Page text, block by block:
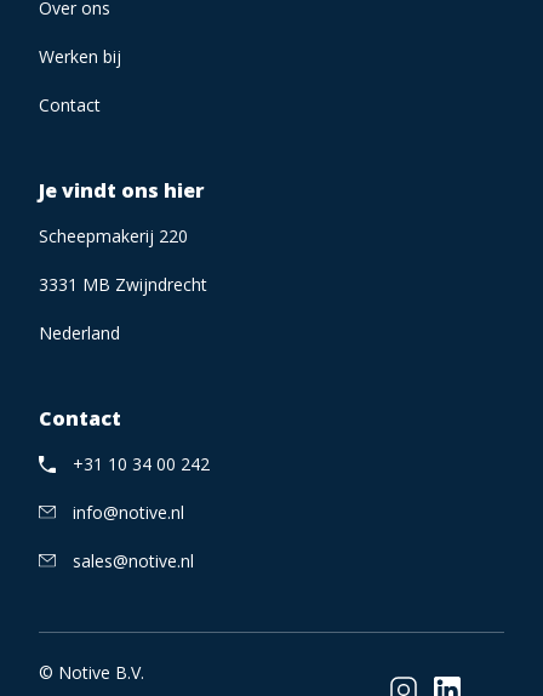
Over ons
Werken bij
Contact
Je vindt ons hier
Scheepmakerij 220
3331 MB Zwijndrecht
Nederland
Contact
+31 10 34 00 242
info@notive.nl
sales@notive.nl
© Notive B.V.